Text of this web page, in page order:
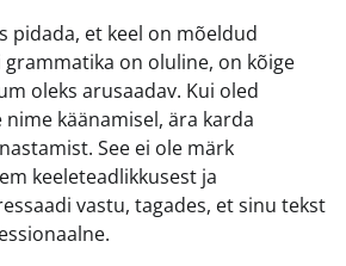
pidada, et keel on mõeldud
on oluline, on kõige
oleks arusaadav. Kui oled
käänamisel, ära karda
See ei ole märk
keeleteadlikkusest ja
vastu, tagades, et sinu tekst